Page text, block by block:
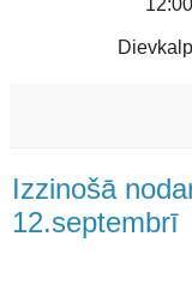
Izzinošā
12.septembrī